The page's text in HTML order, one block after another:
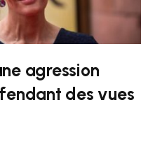
agression
des vues